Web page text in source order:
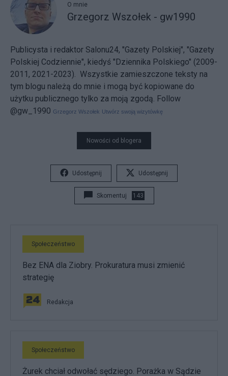
O mnie
Grzegorz Wszołek - gw1990
Publicysta i redaktor Salonu24, "Gazety Polskiej", "Gazety
Polskiej Codziennie", kiedyś "Dziennika Polskiego" (2009-
2011, 2021-2023). Wszystkie zamieszczone teksty na
tym blogu należą do mnie i mogą być kopiowane do
użytku publicznego tylko za moją zgodą. Follow
@gw_1990 Grzegorz Wszołek Utwórz swoją wizytówkę
Nowości od blogera
Udostępnij Udostępnij
Skomentuj 143
Społeczeństwo
Bez ENA dla Ziobry. Prokuratura musi zmienić
strategię
Redakcja
Społeczeństwo
Żurek chciał odwołać sędziego. Porażka w Sądzie